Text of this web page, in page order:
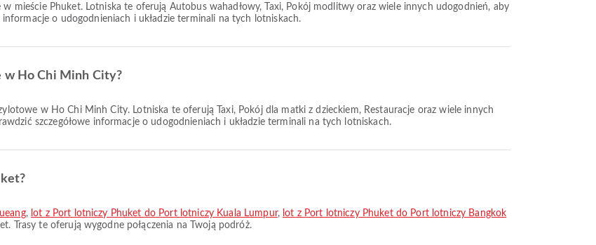
mieście Phuket. Lotniska te oferują Autobus wahadłowy, Taxi, Pokój modlitwy oraz wiele innych udogodnień, aby
o udogodnieniach i układzie terminali na tych lotniskach.
w Ho Chi Minh City?
w Ho Chi Minh City. Lotniska te oferują Taxi, Pokój dla matki z dzieckiem, Restauracje oraz wiele innych
szczegółowe informacje o udogodnieniach i układzie terminali na tych lotniskach.
, lot z Port lotniczy Phuket do Port lotniczy Kuala Lumpur, lot z Port lotniczy Phuket do Port lotniczy Bangkok
Trasy te oferują wygodne połączenia na Twoją podróż.